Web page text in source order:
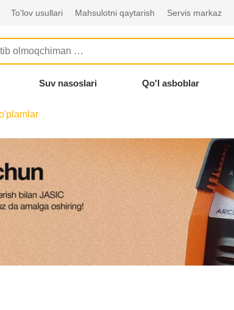
To'lov usullari Mahsulotni qaytarish Servis markaz
Suv nasoslari Qo'l asboblar